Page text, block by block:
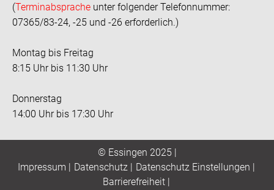
(Terminabsprache unter folgender Telefonnummer:
07365/83-24, -25 und -26 erforderlich.)
Montag bis Freitag
8:15 Uhr bis 11:30 Uhr
Donnerstag
14:00 Uhr bis 17:30 Uhr
© Essingen 2025 |
Impressum | Datenschutz| Datenschutz Einstellungen |
Barrierefreiheit|